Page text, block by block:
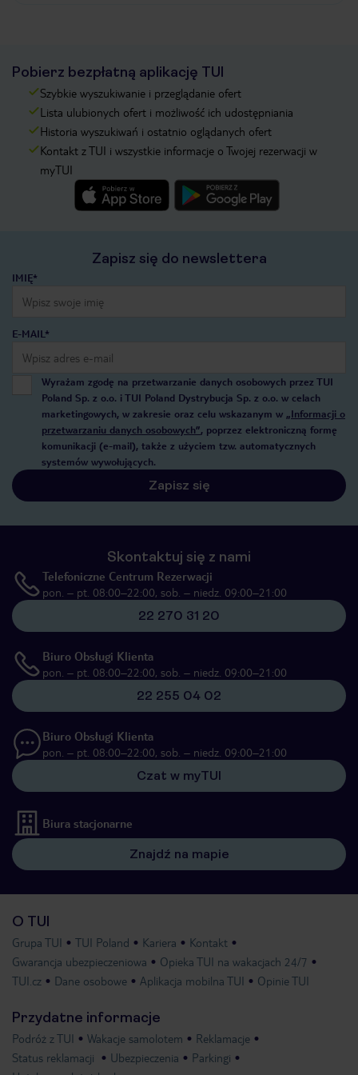
Pobierz bezpłatną aplikację TUI
Szybkie wyszukiwanie i przeglądanie ofert
Lista ulubionych ofert i możliwość ich udostępniania
Historia wyszukiwań i ostatnio oglądanych ofert
Kontakt z TUI i wszystkie informacje o Twojej rezerwacji w
myTUI
Zapisz się do newslettera
IMIĘ*
E-MAIL*
Wyrażam zgodę na przetwarzanie danych osobowych przez TUI
Poland Sp. z o.o. i TUI Poland Dystrybucja Sp. z o.o. w celach
marketingowych, w zakresie oraz celu wskazanym w „Informacji o
przetwarzaniu danych osobowych”, poprzez elektroniczną formę
komunikacji (e-mail), także z użyciem tzw. automatycznych
systemów wywołujących.
Zapisz się
Skontaktuj się z nami
Telefoniczne Centrum Rezerwacji
pon. – pt. 08:00–22:00, sob. – niedz. 09:00–21:00
22 270 31 20
Biuro Obsługi Klienta
pon. – pt. 08:00–22:00, sob. – niedz. 09:00–21:00
22 255 04 02
Biuro Obsługi Klienta
pon. – pt. 08:00–22:00, sob. – niedz. 09:00–21:00
Czat w myTUI
Biura stacjonarne
Znajdź na mapie
O TUI
Grupa TUI TUI Poland Kariera
Kontakt
Gwarancja ubezpieczeniowa
Opieka TUI na wakacjach 24/7
TUI.cz
Dane osobowe Aplikacja mobilna TUI Opinie TUI
Przydatne informacje
Podróż z TUI Wakacje samolotem
Reklamacje
Status reklamacji
Ubezpieczenia
Parkingi